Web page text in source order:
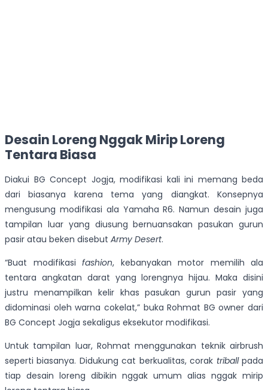
Desain Loreng Nggak Mirip Loreng
Tentara Biasa
Diakui BG Concept Jogja, modifikasi kali ini memang beda
dari biasanya karena tema yang diangkat. Konsepnya
mengusung modifikasi ala Yamaha R6. Namun desain juga
tampilan luar yang diusung bernuansakan pasukan gurun
pasir atau beken disebut Army Desert.
“Buat modifikasi fashion, kebanyakan motor memilih ala
tentara angkatan darat yang lorengnya hijau. Maka disini
justru menampilkan kelir khas pasukan gurun pasir yang
didominasi oleh warna cokelat,” buka Rohmat BG owner dari
BG Concept Jogja sekaligus eksekutor modifikasi.
Untuk tampilan luar, Rohmat menggunakan teknik airbrush
seperti biasanya. Didukung cat berkualitas, corak triballpada
tiap desain loreng dibikin nggak umum alias nggak mirip